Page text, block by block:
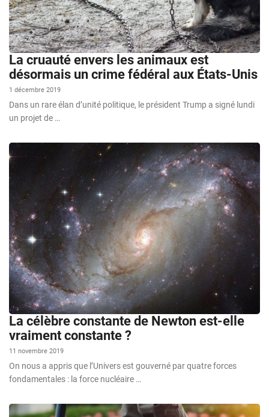
La cruauté envers les animaux est
désormais un crime fédéral aux États-Unis
1 décembre 2019
Dans un rare élan d’unité politique, le président Trump a signé lundi
un projet de …
La célèbre constante de Newton est-elle
vraiment constante ?
11 novembre 2019
On nous a appris que l’Univers est gouverné par quatre forces
fondamentales : la force nucléaire …